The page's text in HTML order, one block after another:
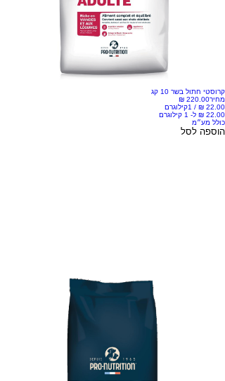
קרוסטי חתול בשר 10 קג
מחיר
/ 1קילוגרם
כולל מע״מ
הוספה לסל